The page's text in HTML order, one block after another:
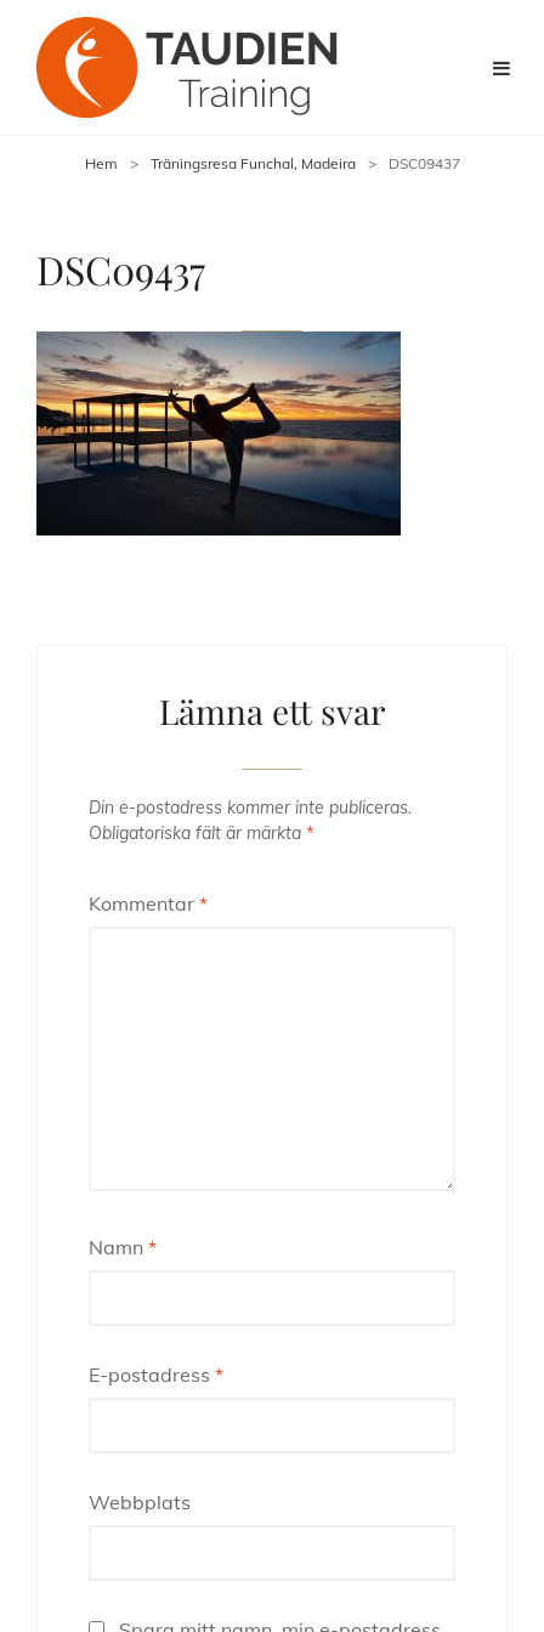
Hem > Träningsresa Funchal, Madeira > DSC09437
DSC09437
Lämna ett svar
Din e-postadress kommer inte publiceras.
Obligatoriska fält är märkta *
Kommentar *
Namn *
E-postadress *
Webbplats